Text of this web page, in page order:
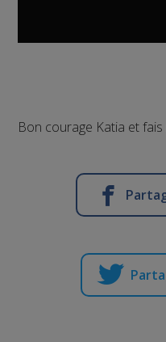
Bon courage Katia et